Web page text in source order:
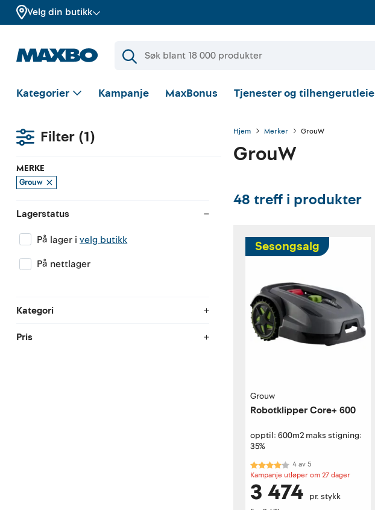
Velg din butikk
Kategorier Kampanje MaxBonus Tjenester og tilhengerutleie
Filter (1)
MERKE
Grouw
Lagerstatus
På lager ivelg butikk
På nettlager
Kategori
Pris
Hjem Merker GrouW
GrouW
48 treff i produkter
Sesongsalg
Grouw
Robotklipper Core+ 600
opptil: 600m2 maks stigning:
35%
Karakter:4.0 av 5 mulige
4av5
Kampanje utløper om 27 dager
3 474 pr. stykk